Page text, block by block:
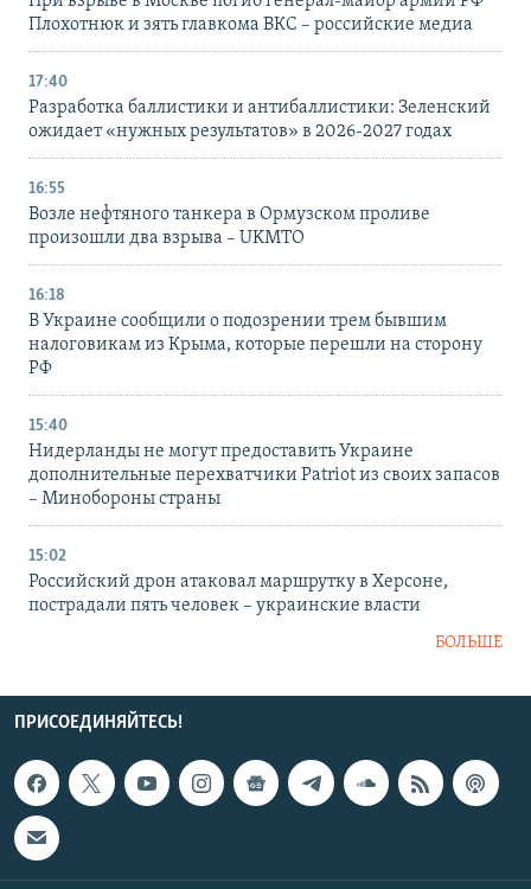
Плохотнюк и зять главкома ВКС – российские медиа
17:40
Разработка баллистики и антибаллистики: Зеленский
ожидает «нужных результатов» в 2026-2027 годах
16:55
Возле нефтяного танкера в Ормузском проливе
произошли два взрыва – UKMTO
16:18
В Украине сообщили о подозрении трем бывшим
налоговикам из Крыма, которые перешли на сторону
РФ
15:40
Нидерланды не могут предоставить Украине
дополнительные перехватчики Patriot из своих запасов
– Минобороны страны
15:02
Российский дрон атаковал маршрутку в Херсоне,
пострадали пять человек – украинские власти
БОЛЬШЕ
ПРИСОЕДИНЯЙТЕСЬ!